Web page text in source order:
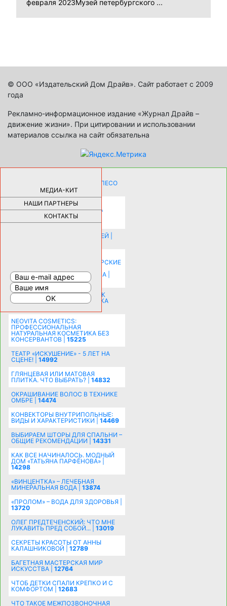
февраля 2023Музей петербургского ...
© ООО «Издательский Дом Драйв». Сайт работает с 2009
года
Рекламно-информационное издание «Журнал Драйв –
движение жизни». При цитировании и использовании
материалов ссылка на сайт обязательна
МЕДИА-КИТ
НАШИ ПАРТНЕРЫ
КОНТАКТЫ
КАК ДЕВУШКЕ ПОМЕНЯТЬ КОЛЕСО
НА АВТОМОБИЛЕ |69174
НОВЫЕ РАЗРАБОТКИ ДЛЯ
ОЗДОРОВЛЕНИЯ ОРГАНИЗМА
ПЛАТФОРМА ШУМАННА 3Д И
КАПСУЛА ЗДОРОВЬЯ |28278
ИСТОРИЯ НАКЛАДНЫХ НОГТЕЙ |
КОМНАТУ: ХИТРЫЕ ДИЗАЙНЕРСКИЕ
РАСШИРЕНИЯ ПРОСТРАНСТВА |
16190
СОБИРАЕМСЯ НА ПРАЗДНИК К
МОЛОДОЖЕНАМ: ПОДГОТОВКА
NEOVITA COSMETICS:
ПРОФЕССИОНАЛЬНАЯ
НАТУРАЛЬНАЯ КОСМЕТИКА БЕЗ
КОНСЕРВАНТОВ | 15225
ТЕАТР «ИСКУШЕНИЕ» - 5 ЛЕТ НА
СЦЕНЕ! | 14992
ГЛЯНЦЕВАЯ ИЛИ МАТОВАЯ
ПЛИТКА. ЧТО ВЫБРАТЬ? | 14832
ОКРАШИВАНИЕ ВОЛОС В ТЕХНИКЕ
ОМБРЕ | 14474
КОНВЕКТОРЫ ВНУТРИПОЛЬНЫЕ:
ВИДЫ И ХАРАКТЕРИСТИКИ | 14469
ВЫБИРАЕМ ШТОРЫ ДЛЯ СПАЛЬНИ –
ОБЩИЕ РЕКОМЕНДАЦИИ | 14331
КАК ВСЕ НАЧИНАЛОСЬ. МОДНЫЙ
ДОМ «ТАТЬЯНА ПАРФЁНОВА» |
14298
«ВИНЦЕНТКА» – ЛЕЧЕБНАЯ
МИНЕРАЛЬНАЯ ВОДА | 13874
«ПРОЛОМ» – ВОДА ДЛЯ ЗДОРОВЬЯ |
13720
ОЛЕГ ПРЕДТЕЧЕНСКИЙ: ЧТО МНЕ
ЛУКАВИТЬ ПРЕД СОБОЙ... | 13019
СЕКРЕТЫ КРАСОТЫ ОТ АННЫ
КАЛАШНИКОВОЙ | 12789
БАГЕТНАЯ МАСТЕРСКАЯ МИР
ИСКУССТВА | 12764
ЧТОБ ДЕТКИ СПАЛИ КРЕПКО И С
КОМФОРТОМ | 12683
ЧТО ТАКОЕ МЕЖПОЗВОНОЧНАЯ